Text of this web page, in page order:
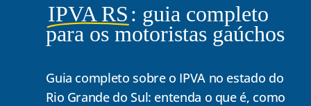
IPVA RS: guia completo
para os motoristas gaúchos
Guia completo sobre o IPVA no estado do
Rio Grande do Sul: entenda o que é, como